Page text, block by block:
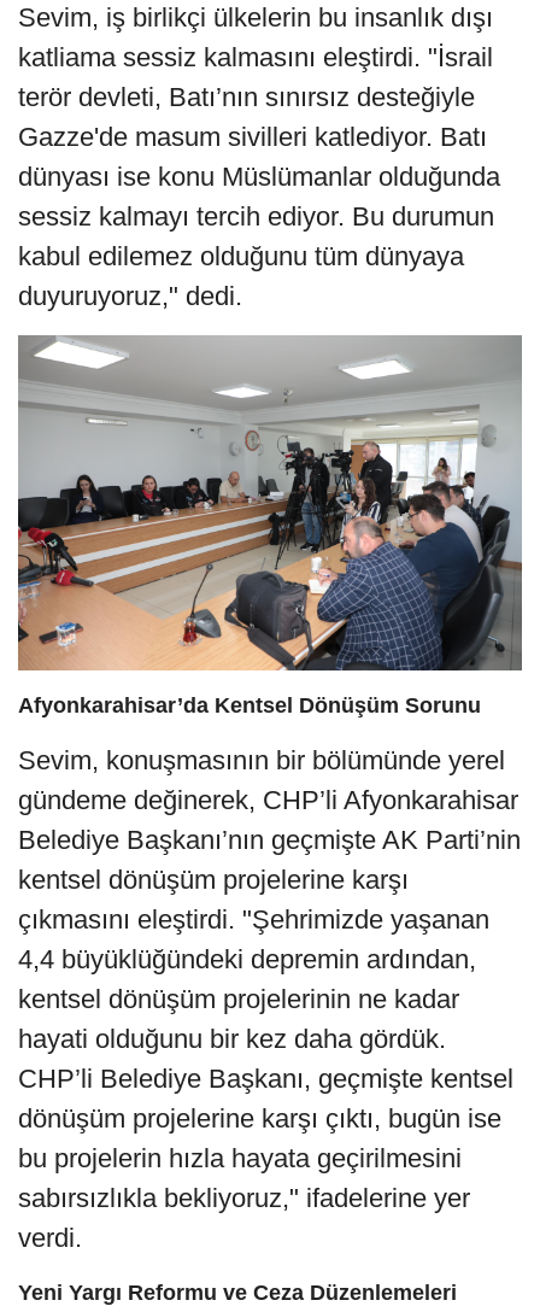
Sevim, iş birlikçi ülkelerin bu insanlık dışı
katliama sessiz kalmasını eleştirdi. "İsrail
terör devleti, Batı’nın sınırsız desteğiyle
Gazze'de masum sivilleri katlediyor. Batı
dünyası ise konu Müslümanlar olduğunda
sessiz kalmayı tercih ediyor. Bu durumun
kabul edilemez olduğunu tüm dünyaya
duyuruyoruz," dedi.
Afyonkarahisar’da Kentsel Dönüşüm Sorunu
Sevim, konuşmasının bir bölümünde yerel
gündeme değinerek, CHP’li Afyonkarahisar
Belediye Başkanı’nın geçmişte AK Parti’nin
kentsel dönüşüm projelerine karşı
çıkmasını eleştirdi. "Şehrimizde yaşanan
4,4 büyüklüğündeki depremin ardından,
kentsel dönüşüm projelerinin ne kadar
hayati olduğunu bir kez daha gördük.
CHP’li Belediye Başkanı, geçmişte kentsel
dönüşüm projelerine karşı çıktı, bugün ise
bu projelerin hızla hayata geçirilmesini
sabırsızlıkla bekliyoruz," ifadelerine yer
verdi.
Yeni Yargı Reformu ve Ceza Düzenlemeleri